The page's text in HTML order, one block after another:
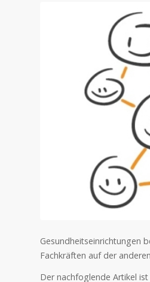
Gesundheitseinrichtungen
Fachkräften auf der
Der nachfoglende Artikel